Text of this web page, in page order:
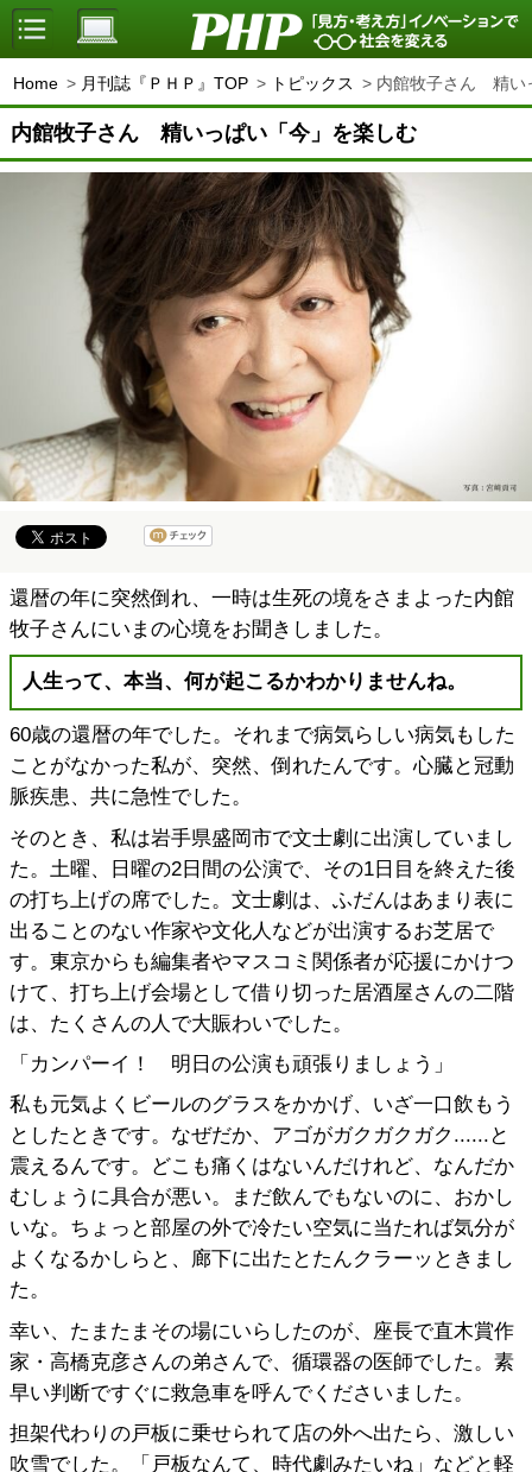
Home 月刊誌『ＰＨＰ』TOP トピックス 内館牧子さん 精い
内館牧子さん 精いっぱい「今」を楽しむ
還暦の年に突然倒れ、一時は生死の境をさまよった内館
牧子さんにいまの心境をお聞きしました。
人生って、本当、何が起こるかわかりませんね。
60歳の還暦の年でした。それまで病気らしい病気もした
ことがなかった私が、突然、倒れたんです。心臓と冠動
脈疾患、共に急性でした。
そのとき、私は岩手県盛岡市で文士劇に出演していまし
た。土曜、日曜の2日間の公演で、その1日目を終えた後
の打ち上げの席でした。文士劇は、ふだんはあまり表に
出ることのない作家や文化人などが出演するお芝居で
す。東京からも編集者やマスコミ関係者が応援にかけつ
けて、打ち上げ会場として借り切った居酒屋さんの二階
は、たくさんの人で大賑わいでした。
「カンパーイ！ 明日の公演も頑張りましょう」
私も元気よくビールのグラスをかかげ、いざ一口飲もう
としたときです。なぜだか、アゴがガクガクガク......と
震えるんです。どこも痛くはないんだけれど、なんだか
むしょうに具合が悪い。まだ飲んでもないのに、おかし
いな。ちょっと部屋の外で冷たい空気に当たれば気分が
よくなるかしらと、廊下に出たとたんクラーッときまし
た。
幸い、たまたまその場にいらしたのが、座長で直木賞作
家・高橋克彦さんの弟さんで、循環器の医師でした。素
早い判断ですぐに救急車を呼んでくださいました。
担架代わりの戸板に乗せられて店の外へ出たら、激しい
吹雪でした。「戸板なんて、時代劇みたいね」などと軽